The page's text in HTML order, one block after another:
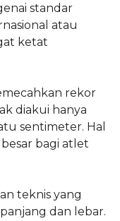
standar
atau
ketat
rekor
diakui hanya
sentimeter. Hal
bagi atlet
teknis yang
dan lebar.